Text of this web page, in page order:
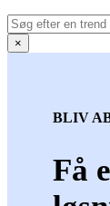
×
BLIV
Få